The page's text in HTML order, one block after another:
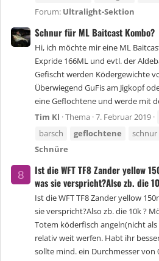
Forum: Ultralight-Sektion
Schnur für ML Baitcast Kombo?
Hi, ich möchte mir eine ML
Expride 166ML und evtl. der
Gefischt werden Ködergewichte
Überwiegend GuFis am Jigkopf
eine Geflochtene und werde mit
Tim Kl Thema 7. Februar 2019
barsch
geflochtene schnur
Schnüre
8
Ist die WFT TF8 Zander yellow
was sie verspricht?Also zb. die
Ist die WFT TF8 Zander yellow
sie verspricht?Also zb. die 10k ?
Totem köderfisch angeln(nicht
relativ weit werfen. Habt ihr
sollte mind. ein Durchmesser von